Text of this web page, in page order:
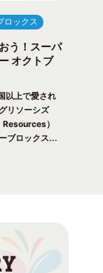
ロックス
う！スーパ
オクトブ
以上で愛され
リソーシズ
Resources）
ブロックス...